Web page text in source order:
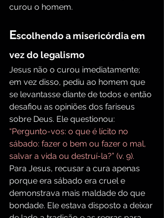
curou o homem.
Escolhendo a misericórdia em
vez do legalismo
Jesus não o curou imediatamente;
em vez disso, pediu ao homem que
se levantasse diante de todos e então
desafiou as opiniões dos fariseus
sobre Deus. Ele questionou:
“Pergunto-vos: o que é lícito no
sábado: fazer o bem ou fazer o mal,
salvar a vida ou destruí-la?” (v. 9).
Para Jesus, recusar a cura apenas
porque era sábado era cruel e
demonstrava mais maldade do que
bondade. Ele estava disposto a deixar